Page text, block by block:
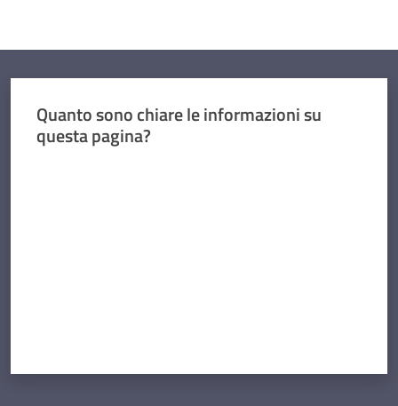
Quanto sono chiare le informazioni su
questa pagina?